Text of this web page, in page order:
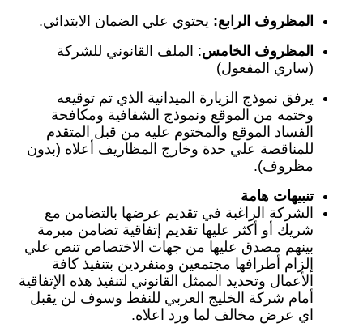
المظروف الرابع: يحتوي علي الضمان الابتدائي.
المظروف الخامس: الملف القانوني للشركة
(ساري المفعول)
يرفق نموذج الزيارة الميدانية الذي تم توقيعه
وختمه من الموقع ونموذج الشفافية ومكافحة
الفساد الموقع والمختوم عليه من قبل المتقدم
للمناقصة علي حدة وخارج المظاريف أعلاه (بدون
مظروف).
تنبيهات هامة
الشركة الراغبة في تقديم عرضها بالتضامن مع
شريك أو أكثر عليها تقديم إتفاقية تضامن مبرمة
بينهم مصدق عليها من جهات الاختصاص تنص علي
إلزام أطرافها مجتمعين ومنفردين بتنفيذ كافة
الأعمال وتحديد الممثل القانوني لتنفيذ هذه الإتفاقية
أمام شركة الخليج العربي للنفط وسوف لن يقبل
اي عرض مخالف لما ورد اعلاه.